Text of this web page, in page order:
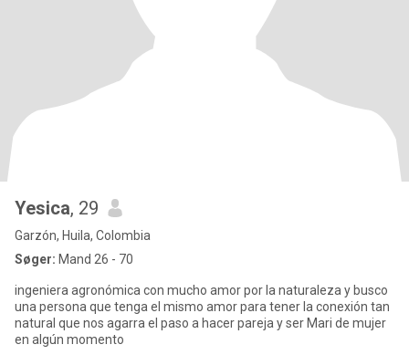
Yesica, 29
Garzón, Huila, Colombia
Søger: Mand 26 - 70
ingeniera agronómica con mucho amor por la naturaleza y busco
una persona que tenga el mismo amor para tener la conexión tan
natural que nos agarra el paso a hacer pareja y ser Mari de mujer
en algún momento